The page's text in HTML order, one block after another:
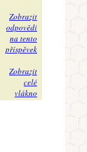
Zobrazit
odpovědi
na tento
příspěvek
Zobrazit
celé
vlákno